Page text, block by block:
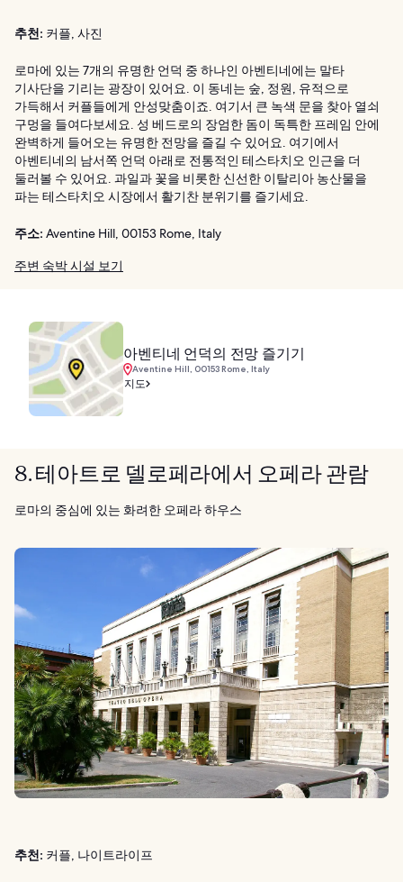
추천: 커플, 사진
로마에 있는 7개의 유명한 언덕 중 하나인 아벤티네에는 말타
기사단을 기리는 광장이 있어요. 이 동네는 숲, 정원, 유적으로
가득해서 커플들에게 안성맞춤이죠. 여기서 큰 녹색 문을 찾아 열쇠
구멍을 들여다보세요. 성 베드로의 장엄한 돔이 독특한 프레임 안에
완벽하게 들어오는 유명한 전망을 즐길 수 있어요. 여기에서
아벤티네의 남서쪽 언덕 아래로 전통적인 테스타치오 인근을 더
둘러볼 수 있어요. 과일과 꽃을 비롯한 신선한 이탈리아 농산물을
파는 테스타치오 시장에서 활기찬 분위기를 즐기세요.
주소: Aventine Hill, 00153 Rome, Italy
주변 숙박 시설 보기
아벤티네 언덕의 전망 즐기기
Aventine Hill, 00153 Rome, Italy
지도
8. 테아트로 델로페라에서 오페라 관람
로마의 중심에 있는 화려한 오페라 하우스
추천: 커플, 나이트라이프